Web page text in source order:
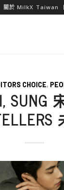
關於 MilkX Taiwan
CHOICE,
SUNG